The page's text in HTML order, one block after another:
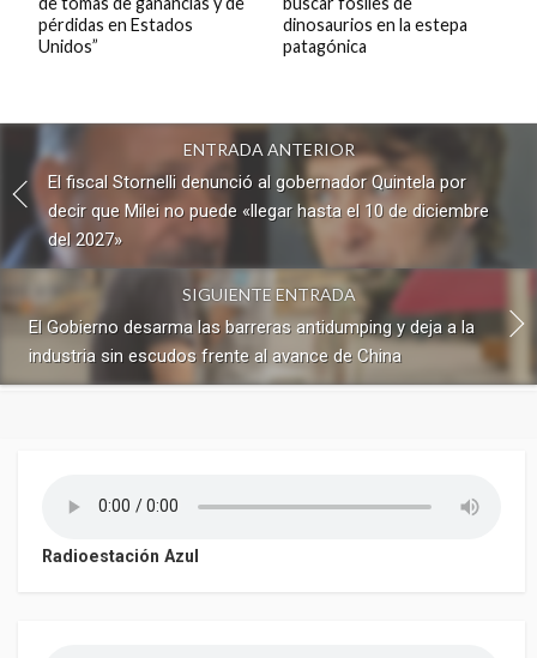
pérdidas en Estados
Unidos”
dinosaurios en la estepa
patagónica
ENTRADA ANTERIOR
El fiscal Stornelli denunció al gobernador Quintela por
decir que Milei no puede «llegar hasta el 10 de diciembre
del 2027»
SIGUIENTE ENTRADA
El Gobierno desarma las barreras antidumping y deja a la
industria sin escudos frente al avance de China
Radioestación Azul